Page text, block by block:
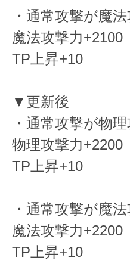
・通常攻撃が魔
魔法攻撃力+2100
TP上昇+10
▼更新後
・通常攻撃が物
物理攻撃力+2200
TP上昇+10
・通常攻撃が魔
魔法攻撃力+2200
TP上昇+10